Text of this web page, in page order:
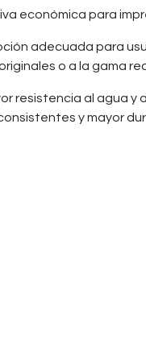
económica para
adecuada para
o a la gama
resistencia al agua y
y mayor